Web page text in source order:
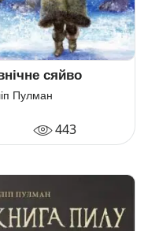
сяйво
Пулман
443